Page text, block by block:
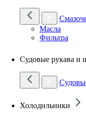
Масла
Фильтра
Судовые рукава и
Холодильники